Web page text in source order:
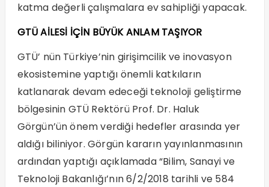
katma değerli çalışmalara ev sahipliği yapacak.
GTÜ AİLESİ İÇİN BÜYÜK ANLAM TAŞIYOR
GTÜ’ nün Türkiye’nin girişimcilik ve inovasyon
ekosistemine yaptığı önemli katkıların
katlanarak devam edeceği teknoloji geliştirme
bölgesinin GTÜ Rektörü Prof. Dr. Haluk
Görgün’ün önem verdiği hedefler arasında yer
aldığı biliniyor. Görgün kararın yayınlanmasının
ardından yaptığı açıklamada “Bilim, Sanayi ve
Teknoloji Bakanlığı’nın 6/2/2018 tarihli ve 584